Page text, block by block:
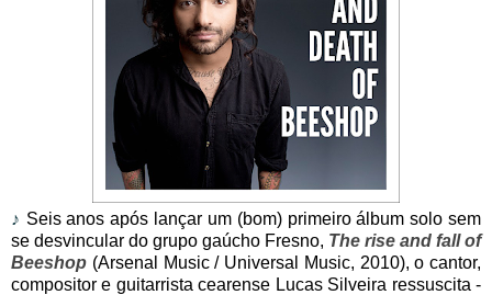
♪ Seis anos após lançar um (bom) primeiro álbum solo sem
se desvincular do grupo gaúcho Fresno, The rise and fall of
Beeshop (Arsenal Music / Universal Music, 2010), o cantor,
compositor e guitarrista cearense Lucas Silveira ressuscita -